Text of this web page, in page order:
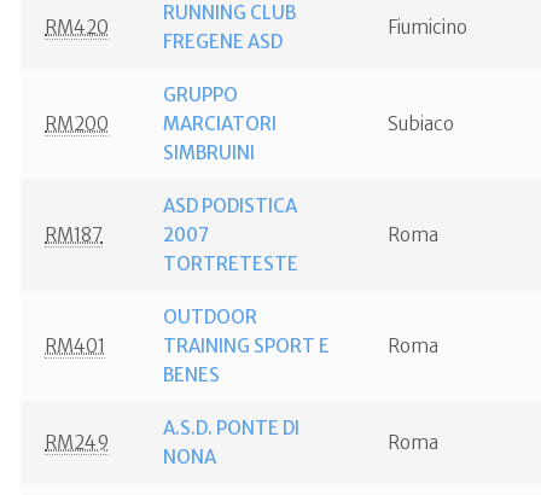
RM420
RUNNING CLUB
FREGENE ASD
Fiumicino
RM200
GRUPPO
MARCIATORI
SIMBRUINI
Subiaco
RM187
ASD PODISTICA
2007
TORTRETESTE
Roma
RM401
OUTDOOR
TRAINING SPORT E
BENES
Roma
RM249
A.S.D. PONTE DI
NONA
Roma